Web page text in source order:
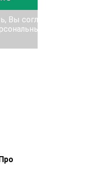
Вы соглашаетесь с
данных